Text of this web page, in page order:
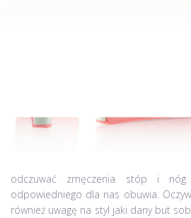
odczuwać zmęczenia stóp i
odpowiedniego dla nas obuwia.
również uwagę na styl jaki dany but